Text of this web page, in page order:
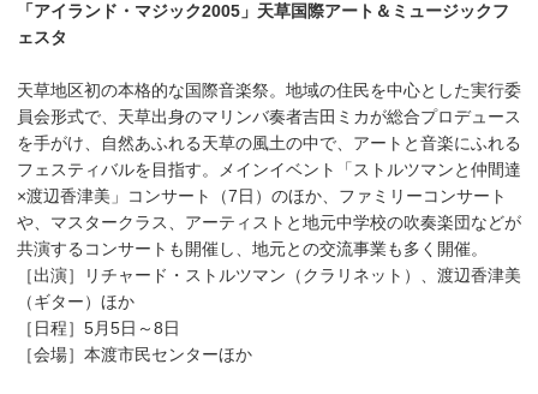
「アイランド・マジック2005」天草国際アート＆ミュージックフ
ェスタ
天草地区初の本格的な国際音楽祭。地域の住民を中心とした実行委
員会形式で、天草出身のマリンバ奏者吉田ミカが総合プロデュース
を手がけ、自然あふれる天草の風土の中で、アートと音楽にふれる
フェスティバルを目指す。メインイベント「ストルツマンと仲間達
×渡辺香津美」コンサート（7日）のほか、ファミリーコンサート
や、マスタークラス、アーティストと地元中学校の吹奏楽団などが
共演するコンサートも開催し、地元との交流事業も多く開催。
［出演］リチャード・ストルツマン（クラリネット）、渡辺香津美
（ギター）ほか
［日程］5月5日～8日
［会場］本渡市民センターほか